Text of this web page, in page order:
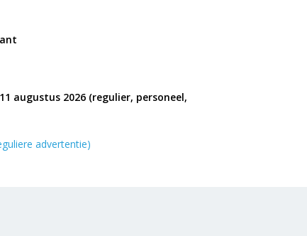
augustus 2026 (regulier, personeel,
advertentie)